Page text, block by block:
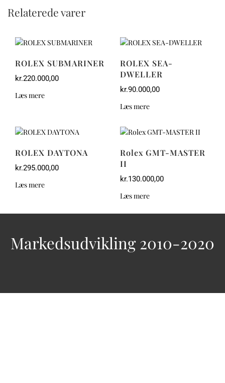
Relaterede varer
ROLEX SUBMARINER
kr.220.000,00
Læs mere
ROLEX SEA-
DWELLER
kr.90.000,00
Læs mere
ROLEX DAYTONA
kr.295.000,00
Læs mere
Rolex GMT-MASTER
II
kr.130.000,00
Læs mere
Markedsudvikling 2010-2020